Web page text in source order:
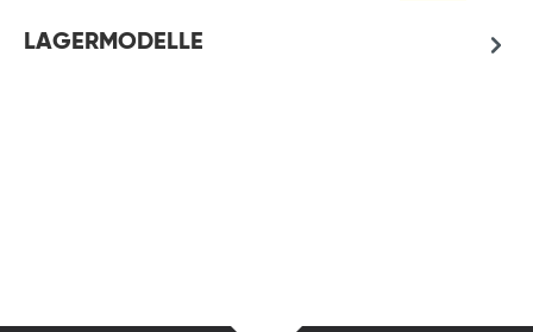
LAGERMODELLE